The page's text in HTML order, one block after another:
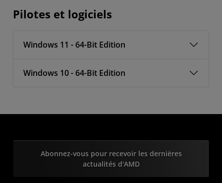
Pilotes et logiciels
Windows 11 - 64-Bit Edition
Windows 10 - 64-Bit Edition
Abonnez-vous pour recevoir les dernières
actualités d'AMD